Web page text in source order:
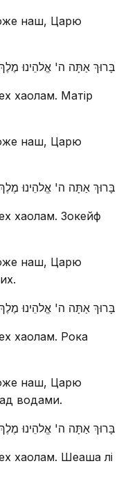
наш, Царю
בָּרוּךְ אַתָּה ה' אֱלהֵינוּ
хаолам. Матір
наш, Царю
בָּרוּךְ אַתָּה ה' אֱלהֵינוּ
хаолам. Зокейф
наш, Царю
בָּרוּךְ אַתָּה ה' אֱלהֵינוּ
хаолам. Рока
наш, Царю
водами.
בָּרוּךְ אַתָּה ה' אֱלהֵינוּ
хаолам. Шеаша лі